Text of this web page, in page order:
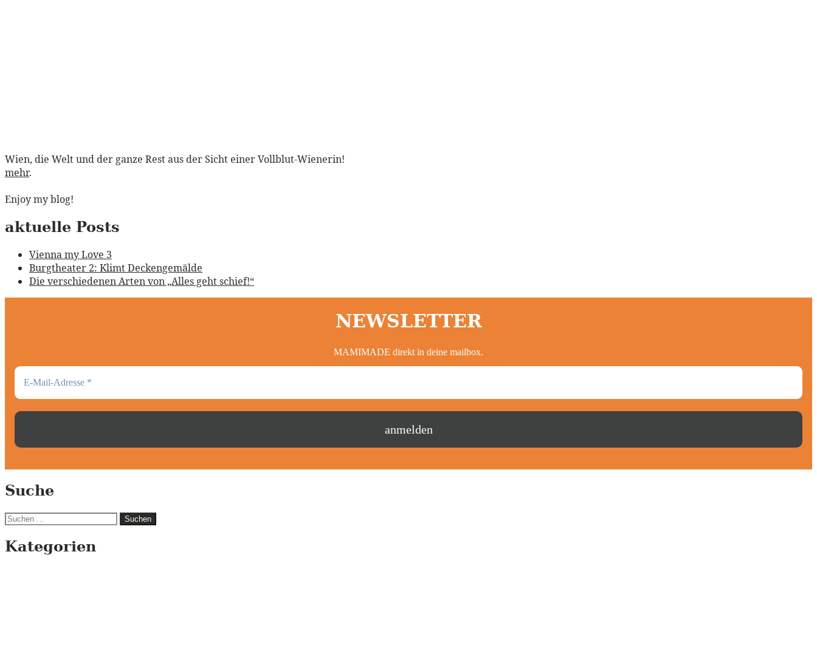
Wien, die Welt und der ganze Rest aus der Sicht einer Vollblut-Wienerin!
mehr.
Enjoy my blog!
aktuelle Posts
Vienna my Love 3
Burgtheater 2: Klimt Deckengemälde
Die verschiedenen Arten von „Alles geht schief!“
NEWSLETTER
MAMIMADE direkt in deine mailbox.
Suche
Suchen
Kategorien